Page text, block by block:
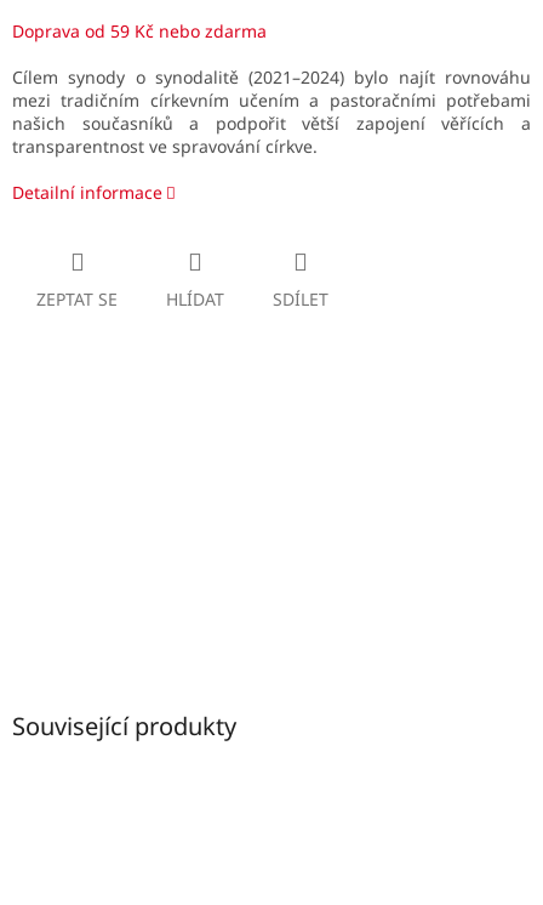
Doprava od 59 Kč nebo zdarma
Cílem synody o synodalitě (2021–2024) bylo najít rovnováhu
mezi tradičním církevním učením a pastoračními potřebami
našich současníků a podpořit větší zapojení věřících a
transparentnost ve spravování církve.
Detailní informace
ZEPTAT SE HLÍDAT SDÍLET
Související produkty